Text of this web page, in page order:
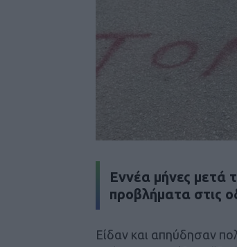
Εννέα μήνες μετά
προβλήματα στις
Είδαν και απηύδησαν